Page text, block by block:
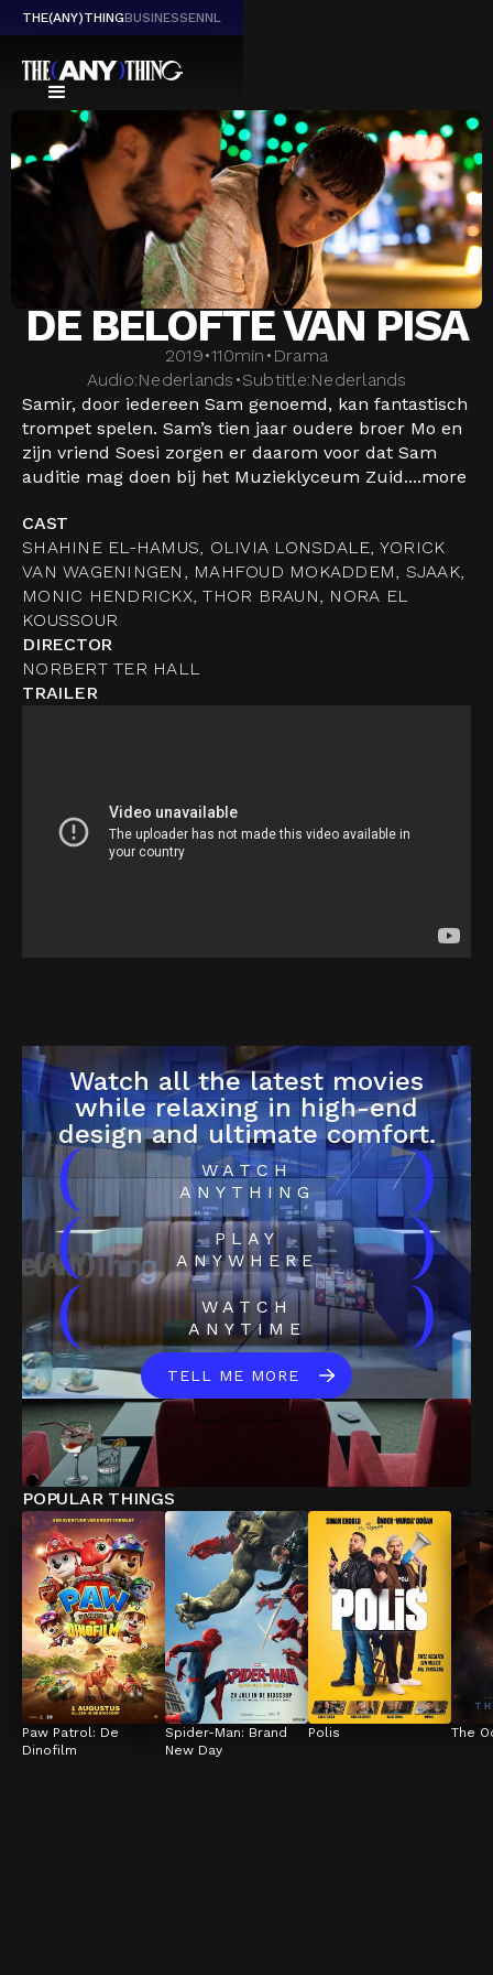
THE(ANY)THINGBUSINESSENNL
DE BELOFTE VAN PISA
2019•110min • Drama
Audio:Nederlands •Subtitle:Nederlands
Samir, door iedereen Sam genoemd, kan fantastisch
trompet spelen. Sam’s tien jaar oudere broer Mo en
zijn vriend Soesi zorgen er daarom voor dat Sam
auditie mag doen bij het Muzieklyceum Zuid....more
CAST
SHAHINE EL-HAMUS, OLIVIA LONSDALE, YORICK
VAN WAGENINGEN, MAHFOUD MOKADDEM, SJAAK,
MONIC HENDRICKX, THOR BRAUN, NORA EL
KOUSSOUR
DIRECTOR
NORBERT TER HALL
TRAILER
Watch all the latest movies
while relaxing in high-end
design and ultimate comfort.
(
WATCH
ANYTHING
)
(
PLAY
ANYWHERE
)
(
WATCH
ANYTIME
)
TELL ME MORE
POPULAR THINGS
Paw Patrol: De
Dinofilm
Spider-Man: Brand
New Day
Polis The